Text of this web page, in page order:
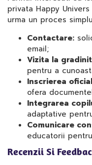
privata Happy
urma un proces
Contactare:
email;
Vizita la
pentru a
Inscrierea
ofera
Integrarea
adaptative
Comunicare
educatorii
Recenzii Si